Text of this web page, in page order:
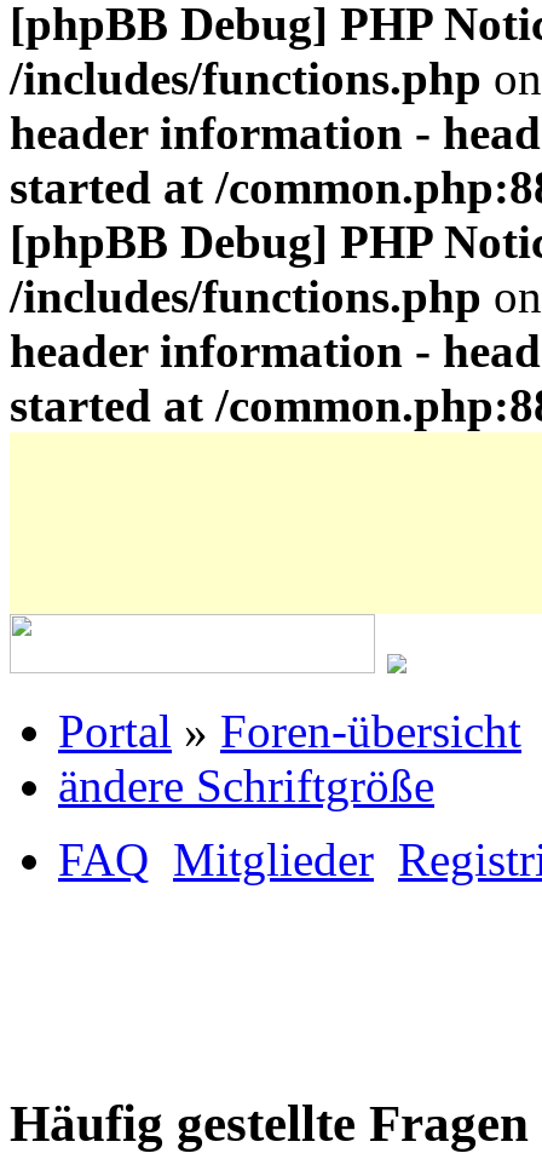
[phpBB Debug] PHP
/includes/functions.php
header information -
started at /
[phpBB Debug] PHP
/includes/functions.php
header information -
started at /
Portal » Foren-übersicht
ändere Schriftgröße
FAQ Mitglieder
Häufig gestellte Fragen